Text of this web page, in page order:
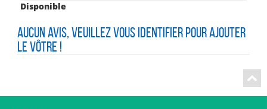
Disponible
Aucun avis, veuillez vous identifier pour ajouter
le vôtre !